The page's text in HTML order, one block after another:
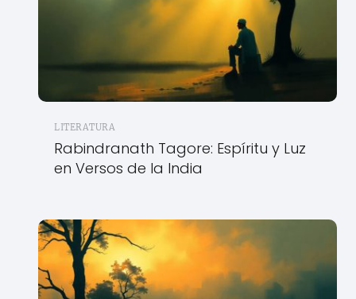
LITERATURA
Rabindranath Tagore: Espíritu y Luz
en Versos de la India